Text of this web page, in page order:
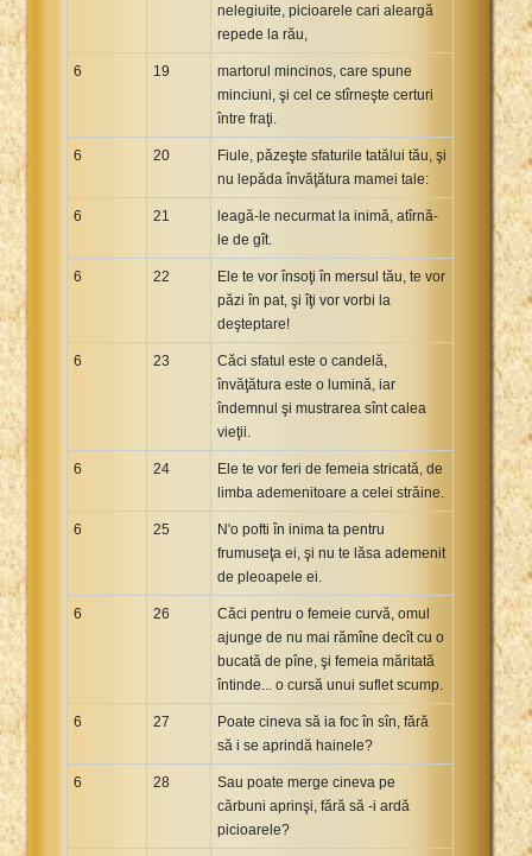
nelegiuite, picioarele cari aleargă
repede la rău,
6 19
martorul mincinos, care spune
minciuni, şi cel ce stîrneşte certuri
între fraţi.
6 20
Fiule, păzeşte sfaturile tatălui tău, şi
nu lepăda învăţătura mamei tale:
6 21
leagă-le necurmat la inimă, atîrnă-
le de gît.
6 22
Ele te vor însoţi în mersul tău, te vor
păzi în pat, şi îţi vor vorbi la
deşteptare!
6 23
Căci sfatul este o candelă,
învăţătura este o lumină, iar
îndemnul şi mustrarea sînt calea
vieţii.
6 24
Ele te vor feri de femeia stricată, de
limba ademenitoare a celei străine.
6 25
N'o pofti în inima ta pentru
frumuseţa ei, şi nu te lăsa ademenit
de pleoapele ei.
6 26
Căci pentru o femeie curvă, omul
ajunge de nu mai rămîne decît cu o
bucată de pîne, şi femeia măritată
întinde... o cursă unui suflet scump.
6 27
Poate cineva să ia foc în sîn, fără
să i se aprindă hainele?
6 28
Sau poate merge cineva pe
cărbuni aprinşi, fără să -i ardă
picioarele?